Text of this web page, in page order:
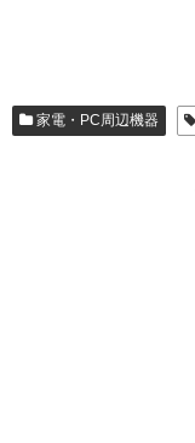
家電・PC周辺機器